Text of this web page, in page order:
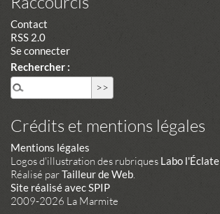
Contact
RSS 2.0
Se connecter
Rechercher :
Crédits et mentions légales
Mentions légales
Logos d'illustration des rubriques Labo l'Éclate
Réalisé parTailleur de Web.
Site réalisé avec SPIP
2009-2026 La Marmite